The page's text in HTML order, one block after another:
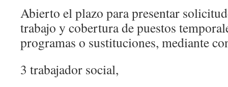
Abierto el plazo para presentar
trabajo y cobertura de puestos
programas o sustituciones, mediante
3 trabajador social,